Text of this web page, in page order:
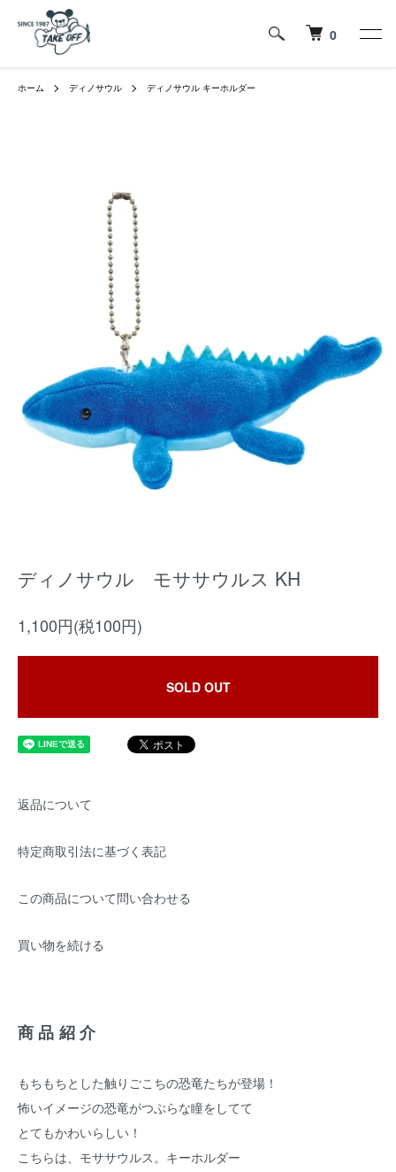
0
ホーム ディノサウル ディノサウル キーホルダー
ディノサウル モササウルス KH
1,100円(税100円)
SOLD OUT
返品について
特定商取引法に基づく表記
この商品について問い合わせる
買い物を続ける
商品紹介
もちもちとした触りごこちの恐竜たちが登場！
怖いイメージの恐竜がつぶらな瞳をしてて
とてもかわいらしい！
こちらは、モササウルス。キーホルダー